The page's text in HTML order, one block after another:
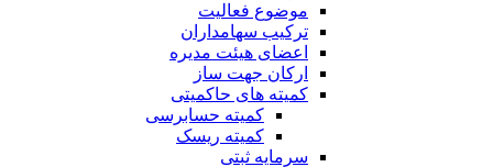
موضوع فعالیت
ترکیب سهامداران
اعضای هیئت مدیره
ارکان جهت ساز
کمیته های حاکمیتی
کمیته حسابرسی
کمیته ریسک
سرمایه ثبتی